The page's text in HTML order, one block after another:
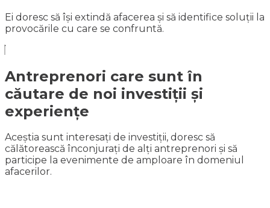
Ei doresc să își extindă afacerea și să identifice soluții la
provocările cu care se confruntă.
Antreprenori care sunt în
căutare de noi investiții și
experiențe
Aceștia sunt interesați de investiții, doresc să
călătorească înconjurați de alți antreprenori și să
participe la evenimente de amploare în domeniul
afacerilor.